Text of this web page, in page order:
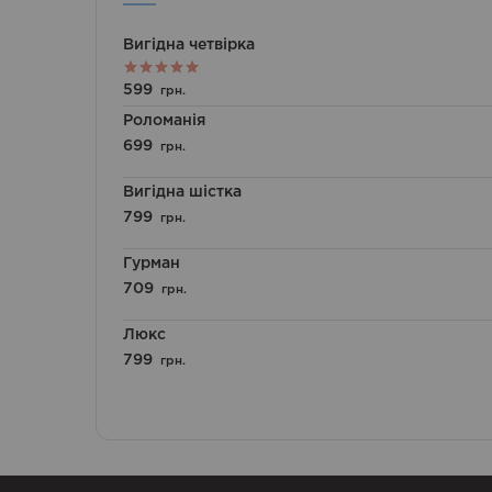
Вигідна четвірка
Оцінено в
599 грн.
Роломанія
699
грн.
Вигідна шістка
799
грн.
Гурман
709
грн.
Люкс
799
грн.